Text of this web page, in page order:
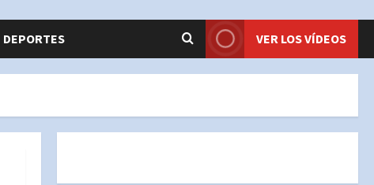
DEPORTES VER LOS VÍDEOS